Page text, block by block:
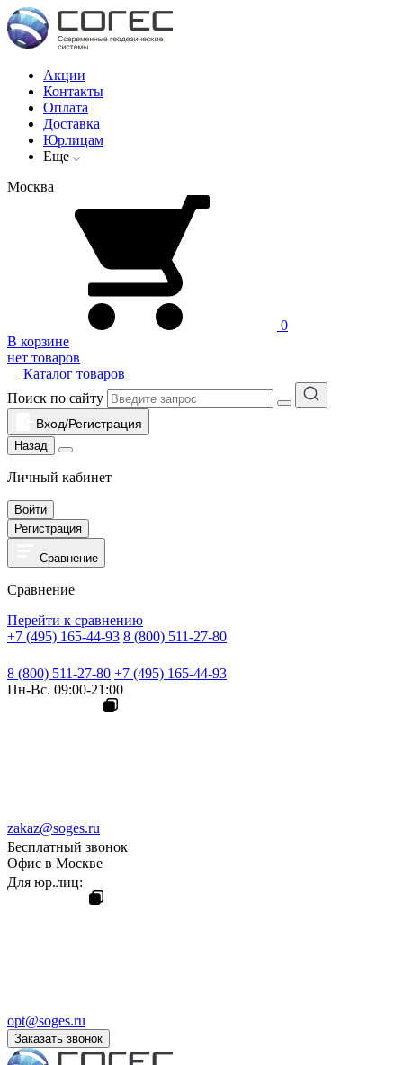
Акции
Контакты
Оплата
Доставка
Юрлицам
Еще
Москва
0
В корзине
нет товаров
Каталог товаров
Поиск по сайту
Вход/Регистрация
Назад
Личный кабинет
Войти
Регистрация
Сравнение
Сравнение
Перейти к сравнению
+7 (495) 165-44-93 8 (800) 511-27-80
8 (800) 511-27-80 +7 (495) 165-44-93
Пн-Вс. 09:00-21:00
zakaz@soges.ru
Бесплатный звонок
Офис в Москве
Для юр.лиц:
opt@soges.ru
Заказать звонок